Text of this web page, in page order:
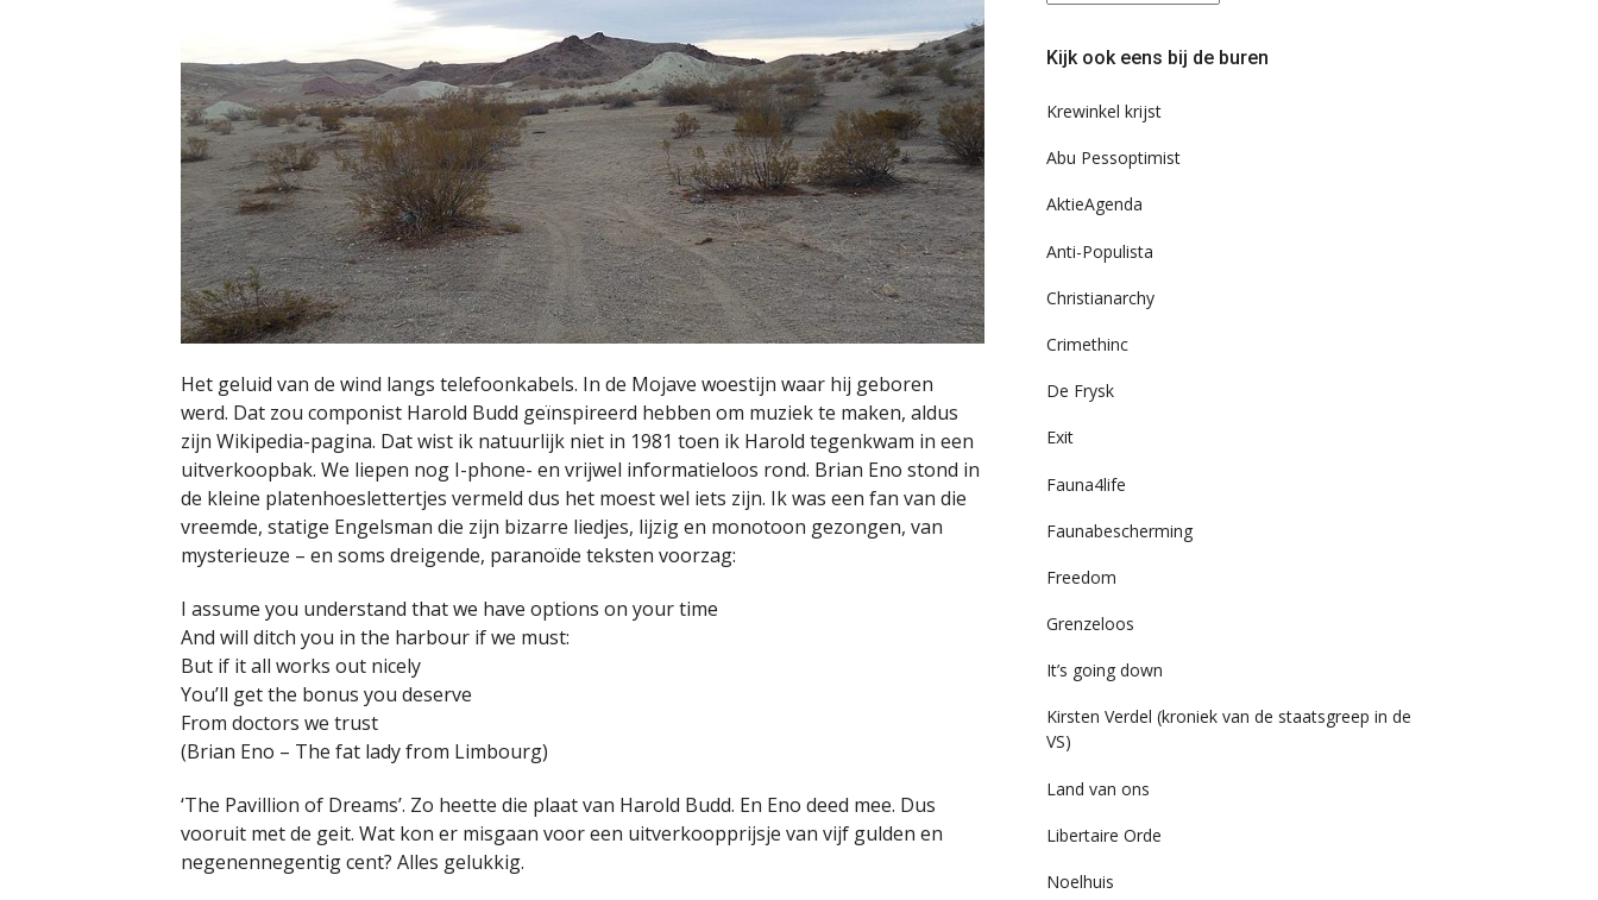
Het geluid van de wind langs telefoonkabels. In de Mojave woestijn waar hij geboren
werd. Dat zou componist Harold Budd geïnspireerd hebben om muziek te maken, aldus
zijn Wikipedia-pagina. Dat wist ik natuurlijk niet in 1981 toen ik Harold tegenkwam in een
uitverkoopbak. We liepen nog I-phone- en vrijwel informatieloos rond. Brian Eno stond in
de kleine platenhoeslettertjes vermeld dus het moest wel iets zijn. Ik was een fan van die
vreemde, statige Engelsman die zijn bizarre liedjes, lijzig en monotoon gezongen, van
mysterieuze – en soms dreigende, paranoïde teksten voorzag:
I assume you understand that we have options on your time
And will ditch you in the harbour if we must:
But if it all works out nicely
You’ll get the bonus you deserve
From doctors we trust
(Brian Eno – The fat lady from Limbourg)
‘The Pavillion of Dreams’. Zo heette die plaat van Harold Budd. En Eno deed mee. Dus
vooruit met de geit. Wat kon er misgaan voor een uitverkoopprijsje van vijf gulden en
negenennegentig cent? Alles gelukkig.
eens
ons
Kijk ook eens bij de buren
Krewinkel krijst
Abu Pessoptimist
AktieAgenda
Anti-Populista
Christianarchy
Crimethinc
De Frysk
Exit
Fauna4life
Faunabescherming
Freedom
Grenzeloos
It’s going down
Kirsten Verdel (kroniek van de staatsgreep in de
VS)
Land van ons
Libertaire Orde
Noelhuis